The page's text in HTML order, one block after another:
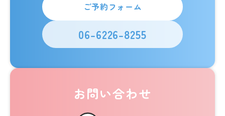
ご予約フォーム
06-6226-8255
お問い合わせ